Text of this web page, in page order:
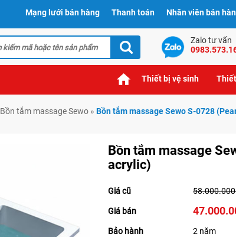
Mạng lưới bán hàng Thanh toán Nhân viên bán
Zalo tư vấn
Thiết bị vệ sinh
Bồn tắm massage Sewo » Bồn tắm massage Sewo S-0728
Bồn tắm massage
acrylic)
Giá cũ 58.000.000
Giá bán
Bảo hành 2 năm